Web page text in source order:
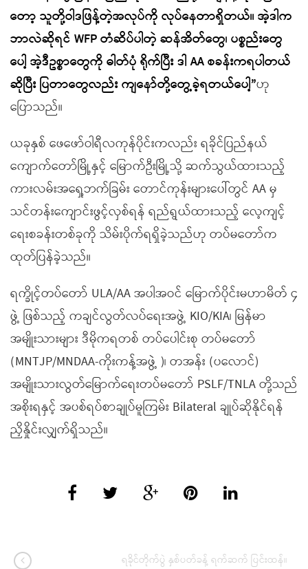
တော့ သူတို့ဝါဒဖြန့်တဲ့အလုပ်ကို လုပ်နေတာရှိတယ်။ အဲ့ဒါက
ဘာလဲဆိုရင် WFP တံဆိပ်ပါတဲ့ ဆန်အိတ်တွေ၊ ပစ္စည်းတွေ
ပေါ့ အဲ့ဒီဥစ္စာတွေကို ဓါတ်ပုံ ရိုက်ပြီး ဒါ AA စခန်းကရပါတယ်
ဆိုပြီး ပြတာတွေလည်း ကျနော်တို့တွေ့ခဲ့ရတယ်ပေါ့”ဟု
ပြောသည်။
ယခုနှစ် ဖေဖော်ဝါရီလကုန်ပိုင်းကလည်း ရခိုင်ပြည်နယ်
ကျောက်တော်မြို့နှင့် မြောက်ဦးမြို့သို့ ဆက်သွယ်ထားသည့်
ကားလမ်းအရှေ့ဘက်ခြမ်း တောင်ကုန်းများပေါ်တွင် AA မှ
သင်တန်းကျောင်းဖွင့်လှစ်ရန် ရည်ရွယ်ထားသည့် လေ့ကျင့်
ရေးစခန်းတစ်ခုကို သိမ်းပိုက်ရရှိခဲ့သည်ဟု တပ်မတော်က
ထုတ်ပြန်ခဲ့သည်။
ရက္ခိုင့်တပ်တော် ULA/AA အပါအဝင် မြောက်ပိုင်းမဟာမိတ် ၄
ဖွဲ့ ဖြစ်သည့် ကချင်လွတ်လပ်ရေးအဖွဲ့ KIO/KIA၊ မြန်မာ
အမျိုးသားများ ဒီမိုကရတစ် တပ်ပေါင်းစု တပ်မတော်
(MNTJP/MNDAA-ကိုးကန့်အဖွဲ့ )၊ တအန်း (ပလောင်)
အမျိုးသားလွတ်မြောက်ရေးတပ်မတော် PSLF/TNLA တို့သည်
အစိုးရနှင့် အပစ်ရပ်စာချုပ်မူကြမ်း Bilateral ချုပ်ဆိုနိုင်ရန်
ညှိနှိုင်းလျှက်ရှိသည်။
ရခိုင်တိုက်ပွဲ နှစ်ပတ်ခန့် ရက်ဆက် ပြင်းထန်။